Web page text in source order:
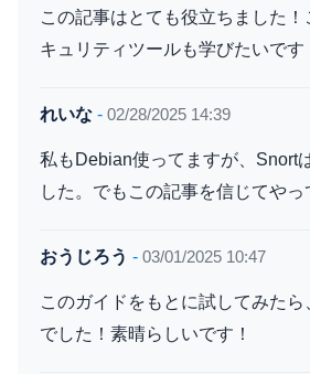
この記事はとても役立ちました
キュリティツールも学びたいです
れいな - 02/28/2025 14:39
私もDebian使ってますが、Snort
した。でもこの記事を信じてやっ
おうじろう - 03/01/2025 10:47
このガイドをもとに試してみた
でした！素晴らしいです！